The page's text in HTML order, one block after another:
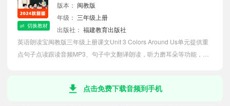
切换教材
版本： 闽教版
年级： 三年级上册
出版社： 福建教育出版社
英语朗读宝闽教版三年级上册课文Unit 3 Colors Around Us单元提供重
点句子点读跟读音频MP3、句子中文翻译朗读，听力磨耳朵等功能，内
点击免费下载音频到手机